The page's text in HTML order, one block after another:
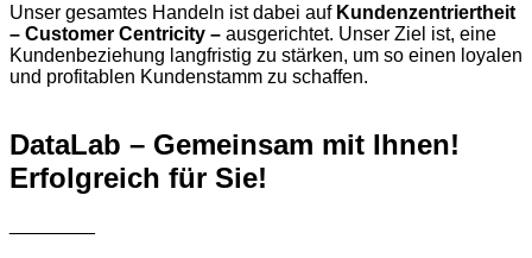
Unser gesamtes Handeln ist dabei auf Kundenzentriertheit
– Customer Centricity – ausgerichtet. Unser Ziel ist, eine
Kundenbeziehung langfristig zu stärken, um so einen loyalen
und profitablen Kundenstamm zu schaffen.
DataLab – Gemeinsam mit Ihnen!
Erfolgreich für Sie!